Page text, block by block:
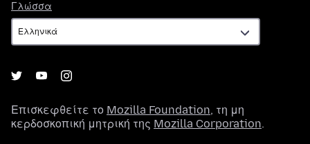
Γλώσσα
Επισκεφθείτε το Mozilla Foundation, τη μη
κερδοσκοπική μητρική της Mozilla Corporation.